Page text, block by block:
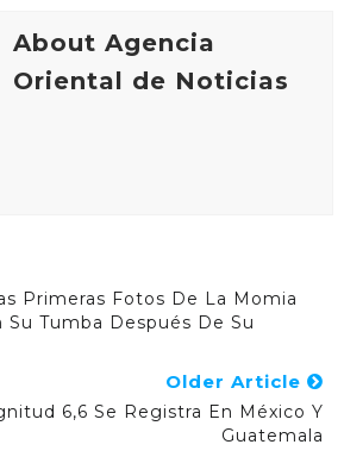
About Agencia
Oriental de Noticias
Primeras Fotos De La Momia
Tumba Después De Su
Older Article
6,6 Se Registra En México Y
Guatemala